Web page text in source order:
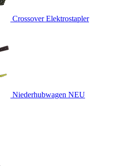
Crossover Elektrostapler
Niederhubwagen NEU